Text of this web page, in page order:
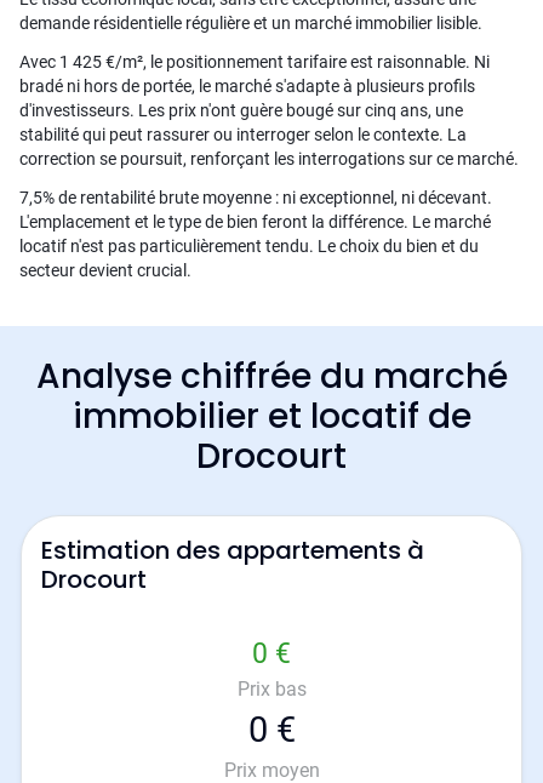
demande résidentielle régulière et un marché immobilier lisible.
Avec 1 425 €/m², le positionnement tarifaire est raisonnable. Ni
bradé ni hors de portée, le marché s'adapte à plusieurs profils
d'investisseurs. Les prix n'ont guère bougé sur cinq ans, une
stabilité qui peut rassurer ou interroger selon le contexte. La
correction se poursuit, renforçant les interrogations sur ce marché.
7,5% de rentabilité brute moyenne : ni exceptionnel, ni décevant.
L'emplacement et le type de bien feront la différence. Le marché
locatif n'est pas particulièrement tendu. Le choix du bien et du
secteur devient crucial.
Analyse chiffrée du marché
immobilier et locatif de
Drocourt
Estimation des appartements à
Drocourt
0 €
Prix bas
0 €
Prix moyen